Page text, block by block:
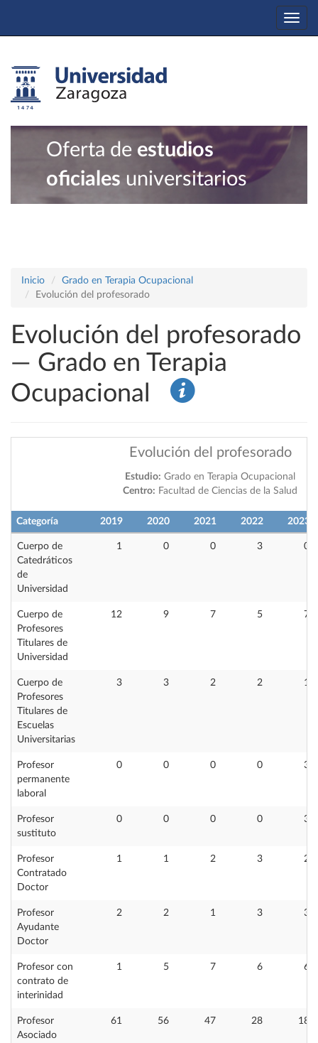
Oferta de estudios
oficiales universitarios
Inicio
Grado en Terapia Ocupacional
Evolución del profesorado
Evolución del profesorado
— Grado en Terapia
Ocupacional
Evolución del profesorado
Estudio: Grado en Terapia Ocupacional
Centro: Facultad de Ciencias de la Salud
Categoría 2019 2020 2021 2022 2023
Cuerpo de
Catedráticos
de
Universidad
1 0 0 3 0
Cuerpo de
Profesores
Titulares de
Universidad
12 9 7 5 7
Cuerpo de
Profesores
Titulares de
Escuelas
Universitarias
3 3 2 2 1
Profesor
permanente
laboral
0 0 0 0 3
Profesor
sustituto
0 0 0 0 3
Profesor
Contratado
Doctor
1 1 2 3 2
Profesor
Ayudante
Doctor
2 2 1 3 3
Profesor con
contrato de
interinidad
1 5 7 6 6
Profesor
Asociado
61 56 47 28 18